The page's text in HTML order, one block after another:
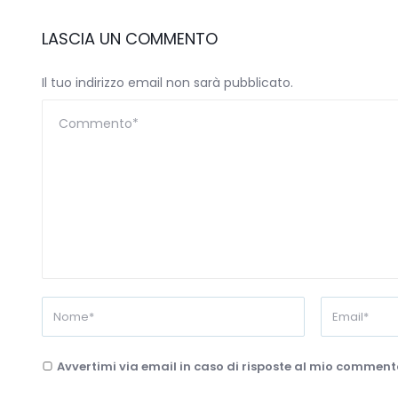
LASCIA UN COMMENTO
Il tuo indirizzo email non sarà pubblicato.
Avvertimi via email in caso di risposte al mio